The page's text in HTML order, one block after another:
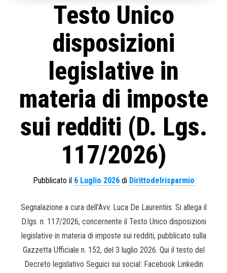
Testo Unico
disposizioni
legislative in
materia di imposte
sui redditi (D. Lgs.
117/2026)
Pubblicato il 6 Luglio 2026di Dirittodelrisparmio
Segnalazione a cura dell’Avv. Luca De Laurentiis. Si allega il
D.lgs. n. 117/2026, concernente il Testo Unico disposizioni
legislative in materia di imposte sui redditi, pubblicato sulla
Gazzetta Ufficiale n. 152, del 3 luglio 2026. Qui il testo del
Decreto legislativo Seguici sui social: Facebook Linkedin